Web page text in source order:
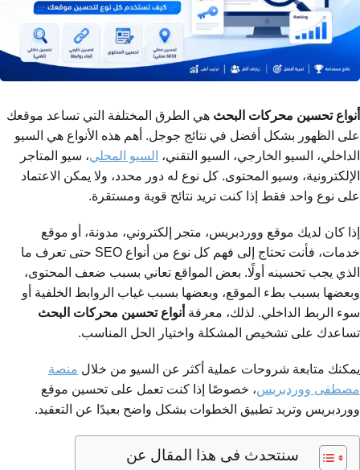
أنواع تحسين محركات البحث هي الطرق المختلفة التي تساعد موقعك
على الظهور بشكل أفضل في نتائج جوجل. أهم هذه الأنواع هي السيو
الداخلي، السيو الخارجي، السيو التقني، السيو المحلي، سيو المتاجر
الإلكترونية، وسيو المحتوى. كل نوع له دور محدد، ولا يمكن الاعتماد
على نوع واحد فقط إذا كنت تريد نتائج قوية ومستقرة.
إذا كان لديك موقع ووردبريس، متجر إلكتروني، مدونة، أو موقع
خدمات، فأنت تحتاج إلى فهم كل نوع من أنواع SEO حتى تعرف ما
الذي يجب تحسينه أولًا. بعض المواقع تعاني بسبب ضعف المحتوى،
وبعضها بسبب بطء الموقع، وبعضها بسبب غياب الروابط الخلفية أو
سوء الربط الداخلي. لذلك، معرفة أنواع تحسين محركات البحث
تساعدك على تشخيص المشكلة واختيار الحل المناسب.
يمكنك متابعة شروحات عملية أكثر عن السيو من خلال منصة
مصطفى ووردبريس، خصوصًا إذا كنت تعمل على تحسين موقع
ووردبريس وتريد تطبيق الخطوات بشكل واضح بعيدًا عن التعقيد.
سنتحدث فى هذا المقال عن